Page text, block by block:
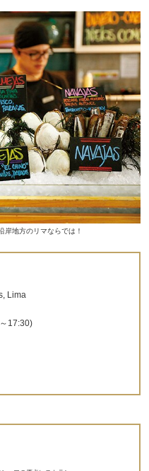
岸地方のリマならでは！
Lima
17:30)